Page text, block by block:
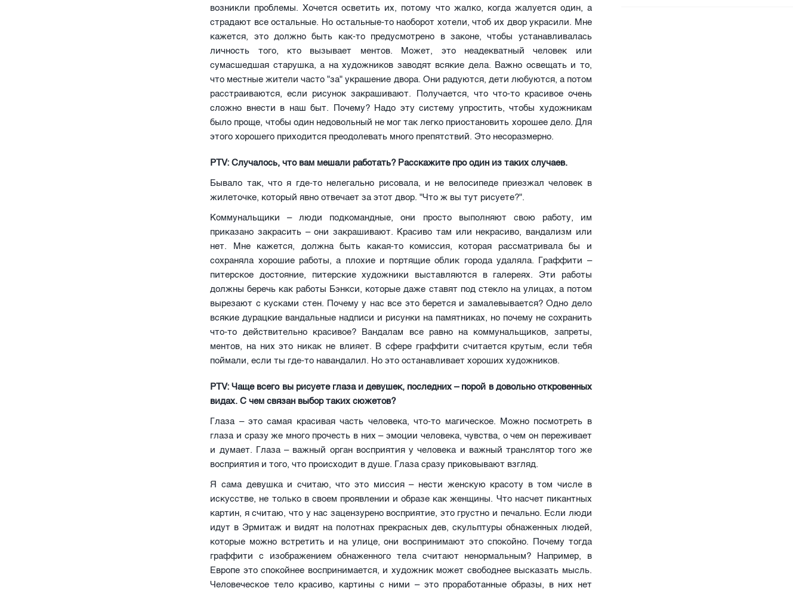
возникли проблемы. Хочется осветить их, потому что жалко, когда жалуется один, а
страдают все остальные. Но остальные-то наоборот хотели, чтоб их двор украсили. Мне
кажется, это должно быть как-то предусмотрено в законе, чтобы устанавливалась
личность того, кто вызывает ментов. Может, это неадекватный человек или
сумасшедшая старушка, а на художников заводят всякие дела. Важно освещать и то,
что местные жители часто "за" украшение двора. Они радуются, дети любуются, а потом
расстраиваются, если рисунок закрашивают. Получается, что что-то красивое очень
сложно внести в наш быт. Почему? Надо эту систему упростить, чтобы художникам
было проще, чтобы один недовольный не мог так легко приостановить хорошее дело. Для
этого хорошего приходится преодолевать много препятствий. Это несоразмерно.
PTV: Случалось, что вам мешали работать? Расскажите про один из таких случаев.
Бывало так, что я где-то нелегально рисовала, и не велосипеде приезжал человек в
жилеточке, который явно отвечает за этот двор. "Что ж вы тут рисуете?".
Коммунальщики – люди подкомандные, они просто выполняют свою работу, им
приказано закрасить – они закрашивают. Красиво там или некрасиво, вандализм или
нет. Мне кажется, должна быть какая-то комиссия, которая рассматривала бы и
сохраняла хорошие работы, а плохие и портящие облик города удаляла. Граффити –
питерское достояние, питерские художники выставляются в галереях. Эти работы
должны беречь как работы Бэнкси, которые даже ставят под стекло на улицах, а потом
вырезают с кусками стен. Почему у нас все это берется и замалевывается? Одно дело
всякие дурацкие вандальные надписи и рисунки на памятниках, но почему не сохранить
что-то действительно красивое? Вандалам все равно на коммунальщиков, запреты,
ментов, на них это никак не влияет. В сфере граффити считается крутым, если тебя
поймали, если ты где-то навандалил. Но это останавливает хороших художников.
PTV: Чаще всего вы рисуете глаза и девушек, последних – порой в довольно откровенных
видах. С чем связан выбор таких сюжетов?
Глаза – это самая красивая часть человека, что-то магическое. Можно посмотреть в
глаза и сразу же много прочесть в них – эмоции человека, чувства, о чем он переживает
и думает. Глаза – важный орган восприятия у человека и важный транслятор того же
восприятия и того, что происходит в душе. Глаза сразу приковывают взгляд.
Я сама девушка и считаю, что это миссия – нести женскую красоту в том числе в
искусстве, не только в своем проявлении и образе как женщины. Что насчет пикантных
картин, я считаю, что у нас зацензурено восприятие, это грустно и печально. Если люди
идут в Эрмитаж и видят на полотнах прекрасных дев, скульптуры обнаженных людей,
которые можно встретить и на улице, они воспринимают это спокойно. Почему тогда
граффити с изображением обнаженного тела считают ненормальным? Например, в
Европе это спокойнее воспринимается, и художник может свободнее высказать мысль.
Человеческое тело красиво, картины с ними – это проработанные образы, в них нет